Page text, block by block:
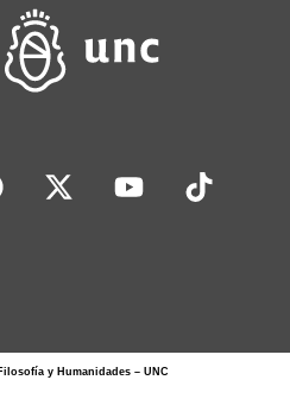
y Humanidades – UNC